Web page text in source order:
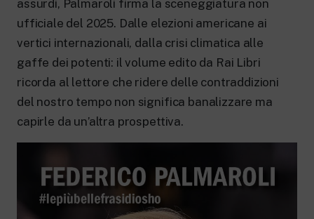
Approfondimenti culturali su Arte,
Letteratura, Storia e molto altro.
Rai Cultura
Per le scuole secondarie di I e II grado,
l’Università, i Docenti e l’istruzione degli
assurdi, Palmaroli firma la sceneggiatura non
ufficiale del 2025. Dalle elezioni americane ai
vertici internazionali, dalla crisi climatica alle
gaffe dei potenti: il volume edito da Rai Libri
ricorda al lettore che ridere delle contraddizioni
del nostro tempo non significa banalizzare ma
capirle da un’altra prospettiva.